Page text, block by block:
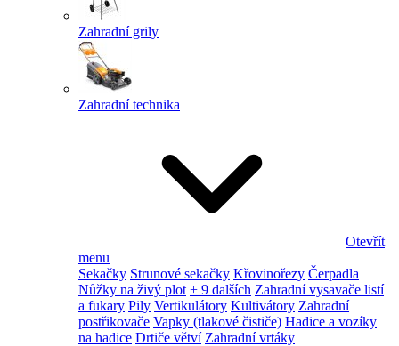
Zahradní grily
Zahradní technika
Otevřít
menu
Sekačky Strunové sekačky Křovinořezy Čerpadla
Nůžky na živý plot + 9 dalších Zahradní vysavače listí
a fukary Pily Vertikulátory Kultivátory Zahradní
postřikovače Vapky (tlakové čističe) Hadice a vozíky
na hadice Drtiče větví Zahradní vrtáky